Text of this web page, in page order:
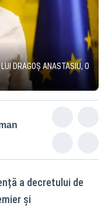
DRAGOȘ ANASTASIU, O
a decretului de
și